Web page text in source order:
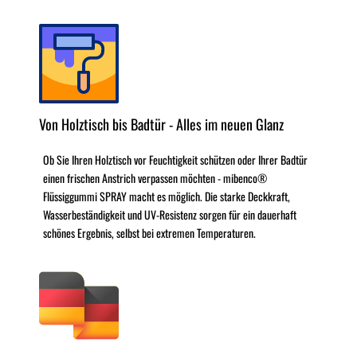
Von Holztisch bis Badtür - Alles im neuen Glanz
Ob Sie Ihren Holztisch vor Feuchtigkeit schützen oder Ihrer Badtür
einen frischen Anstrich verpassen möchten - mibenco®
Flüssiggummi SPRAY macht es möglich. Die starke Deckkraft,
Wasserbeständigkeit und UV-Resistenz sorgen für ein dauerhaft
schönes Ergebnis, selbst bei extremen Temperaturen.